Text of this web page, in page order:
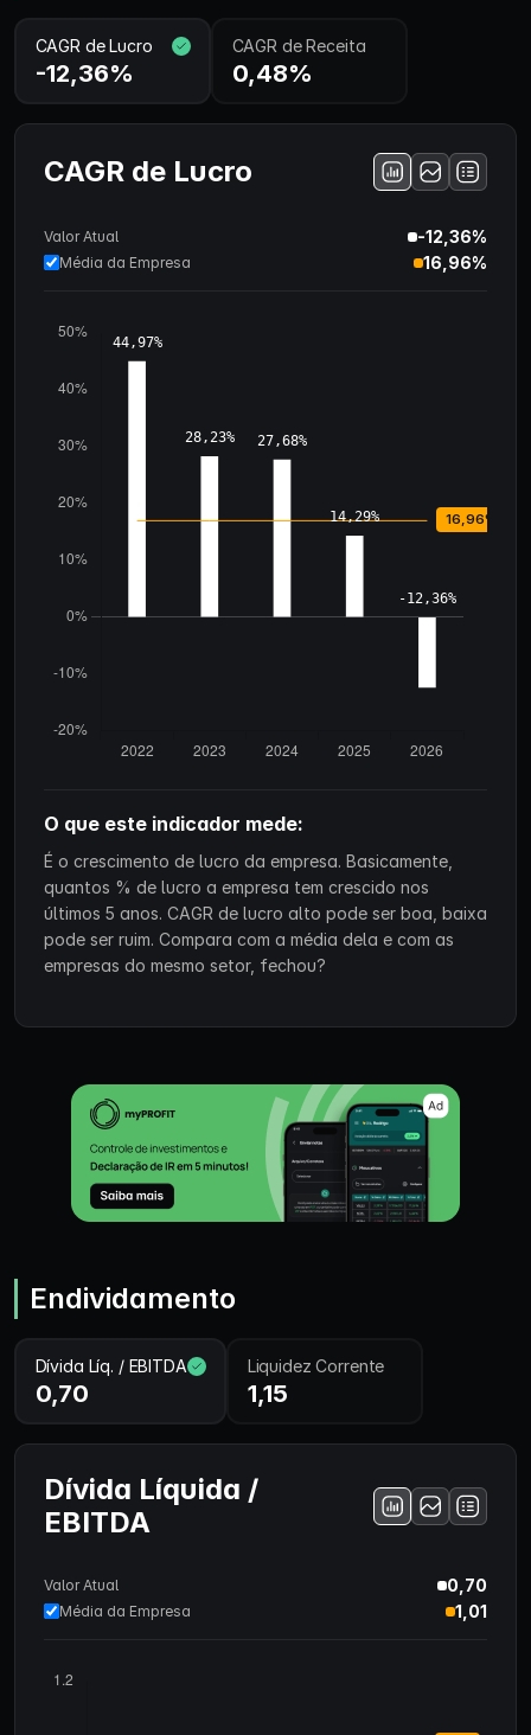
CAGR de Lucro
-12,36%
CAGR de Receita
0,48%
CAGR de Lucro
Valor Atual -12,36%
Média da Empresa 16,96%
O que este indicador mede:
É o crescimento de lucro da empresa. Basicamente,
quantos % de lucro a empresa tem crescido nos
últimos 5 anos. CAGR de lucro alto pode ser boa, baixa
pode ser ruim. Compara com a média dela e com as
empresas do mesmo setor, fechou?
Endividamento
Dívida Líq. / EBITDA
0,70
Liquidez Corrente
1,15
Dívida Líquida /
EBITDA
Valor Atual 0,70
Média da Empresa 1,01